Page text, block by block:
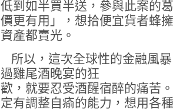
低到如半買半送，參與此案的
價更有用」，想拾便宜貨者蜂
資產都賣光。
所以，這次全球性的金融風
過雞尾酒晚宴的狂
歡，就要忍受酒醒宿醉的痛苦
定有調整自瘉的能力，想用各